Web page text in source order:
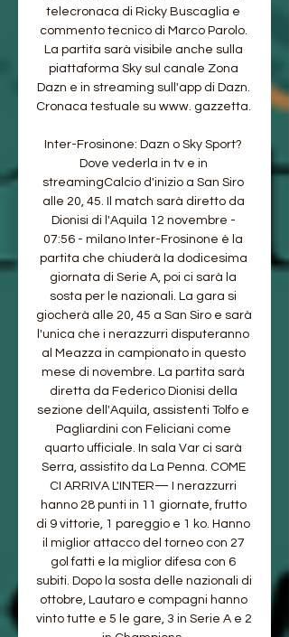
telecronaca di Ricky Buscaglia e
commento tecnico di Marco Parolo.
La partita sarà visibile anche sulla
piattaforma Sky sul canale Zona
Dazn e in streaming sull'app di Dazn.
Cronaca testuale su www. gazzetta.
Inter-Frosinone: Dazn o Sky Sport?
Dove vederla in tv e in
streamingCalcio d'inizio a San Siro
alle 20, 45. Il match sarà diretto da
Dionisi di l'Aquila 12 novembre -
07:56 - milano Inter-Frosinone è la
partita che chiuderà la dodicesima
giornata di Serie A, poi ci sarà la
sosta per le nazionali. La gara si
giocherà alle 20, 45 a San Siro e sarà
l'unica che i nerazzurri disputeranno
al Meazza in campionato in questo
mese di novembre. La partita sarà
diretta da Federico Dionisi della
sezione dell'Aquila, assistenti Tolfo e
Pagliardini con Feliciani come
quarto ufficiale. In sala Var ci sarà
Serra, assistito da La Penna. COME
CI ARRIVA L'INTER— I nerazzurri
hanno 28 punti in 11 giornate, frutto
di 9 vittorie, 1 pareggio e 1 ko. Hanno
il miglior attacco del torneo con 27
gol fatti e la miglior difesa con 6
subiti. Dopo la sosta delle nazionali di
ottobre, Lautaro e compagni hanno
vinto tutte e 5 le gare, 3 in Serie A e 2